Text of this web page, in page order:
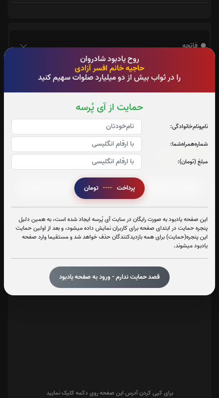
روح یادبود شادروان
حاجیه خانم افسر آزادی
را در ثواب بیش از دو میلیارد صلوات سهیم کنید
حمایت از آی پُرسه
نام‌و‌نام‌خانوادگی:
شماره‌همراه‌شما:
مبلغ (تومان):
پرداخت ----
این صفحه یادبود به صورت رایگان در سایت آی پُرسه ایجاد شده است، به همین دلیل
پنجره حمایت در ابتدای صفحه برای کاربران نمایش داده میشود، و بعد از اولین حمایت
این پنجره(حمایت) برای همه بازدیدکنندگان حذف خواهد شد و مستقیما وارد صفحه
یادبود میشوند.
قصد حمایت ندارم - ورود به صفحه یادبود
فاتحه
سوره الرحمن:
صوت سوره الرحمن
تعداد بازدید : 381
اشتراک گذاری
برای کپی کردن آدرس این صفحه روی دکمه کلیک نمایید